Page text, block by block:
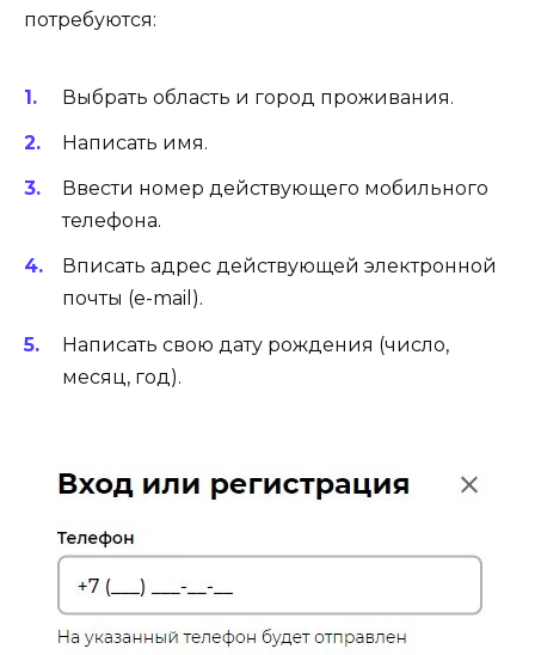
потребуются:
Выбрать область и город проживания.
Написать имя.
Ввести номер действующего мобильного
телефона.
Вписать адрес действующей электронной
почты (e-mail).
Написать свою дату рождения (число,
месяц, год).